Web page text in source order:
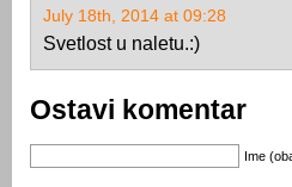
July 18th, 2014 at 09:28
Svetlost u naletu.:)
Ostavi komentar
Ime